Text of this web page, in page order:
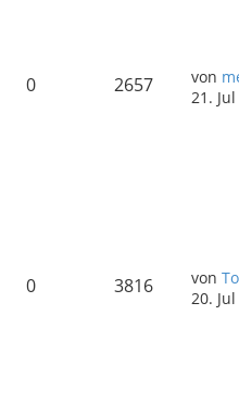
0 2657 von
21.
0 3816 von
20.